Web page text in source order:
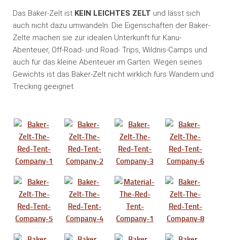
Das Baker-Zelt ist KEIN LEICHTES ZELT und lässt sich
auch nicht dazu umwandeln. Die Eigenschaften der Baker-
Zelte machen sie zur idealen Unterkunft für Kanu-
Abenteuer, Off-Road- und Road- Trips, Wildnis-Camps und
auch für das kleine Abenteuer im Garten. Wegen seines
Gewichts ist das Baker-Zelt nicht wirklich fürs Wandern und
Trecking geeignet.